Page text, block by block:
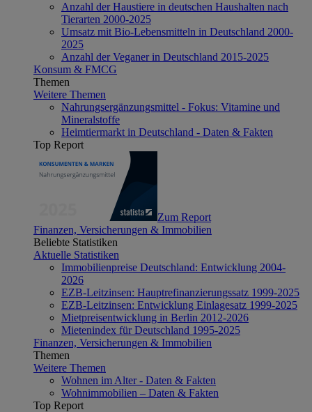
Anzahl der Haustiere in deutschen Haushalten nach
Tierarten 2000-2025
Umsatz mit Bio-Lebensmitteln in Deutschland 2000-
2025
Anzahl der Veganer in Deutschland 2015-2025
Konsum & FMCG
Themen
Weitere Themen
Nahrungsergänzungsmittel - Fokus: Vitamine und
Mineralstoffe
Heimtiermarkt in Deutschland - Daten & Fakten
Top Report
Zum Report
Finanzen, Versicherungen & Immobilien
Beliebte Statistiken
Aktuelle Statistiken
Immobilienpreise Deutschland: Entwicklung 2004-
2026
EZB-Leitzinsen: Hauptrefinanzierungssatz 1999-2025
EZB-Leitzinsen: Entwicklung Einlagesatz 1999-2025
Mietpreisentwicklung in Berlin 2012-2026
Mietenindex für Deutschland 1995-2025
Finanzen, Versicherungen & Immobilien
Themen
Weitere Themen
Wohnen im Alter - Daten & Fakten
Wohnimmobilien – Daten & Fakten
Top Report